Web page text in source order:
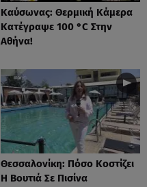
Καύσωνας: Θερμική Κάμερα
Κατέγραψε 100 °C Στην
Αθήνα!
Θεσσαλονίκη: Πόσο Κοστίζει
Η Βουτιά Σε Πισίνα